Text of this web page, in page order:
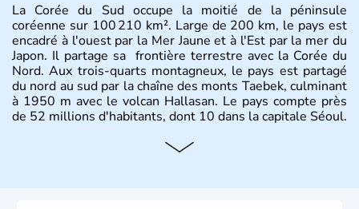
La Corée du Sud occupe la moitié de la péninsule
coréenne sur 100 210 km². Large de 200 km, le pays est
encadré à l'ouest par la Mer Jaune et à l'Est par la mer du
Japon. Il partage sa frontière terrestre avec la Corée du
Nord. Aux trois-quarts montagneux, le pays est partagé
du nord au sud par la chaîne des monts Taebek, culminant
à 1950 m avec le volcan Hallasan. Le pays compte près
de 52 millions d'habitants, dont 10 dans la capitale Séoul.
Histoire et administration